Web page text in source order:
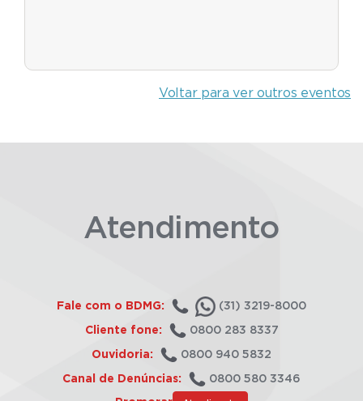
Voltar para ver outros eventos
Atendimento
Fale com o BDMG: (31) 3219-8000
Cliente fone: 0800 283 8337
Ouvidoria: 0800 940 5832
Canal de Denúncias: 0800 580 3346